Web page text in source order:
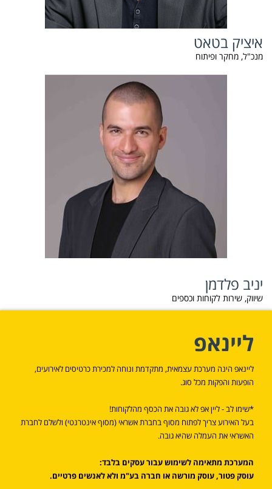
איציק בטאט
מנכ"ל, מחקר ופיתוח
יניב פלדמן
שיווק, שירות לקוחות וכספים
ליינאפ
ליינאפ הינה מערכת עצמאית, מתקדמת ונוחה למכירת כרטיסים לאירועים,
הופעות והפקות מכל סוג.
*שימו לב - ליין אפ לא גובה את הכסף מהלקוחות!
בעל האירוע צריך לפתוח מסוף בחברת אשראי (מסוף אינטרנטי) ולשלם לחברת
האשראי את העמלה שהיא גובה.
המערכת מתאימה לשימוש עבור עסקים בלבד:
עוסק פטור, עוסק מורשה או חברה בע"מ ולא לאנשים פרטיים.